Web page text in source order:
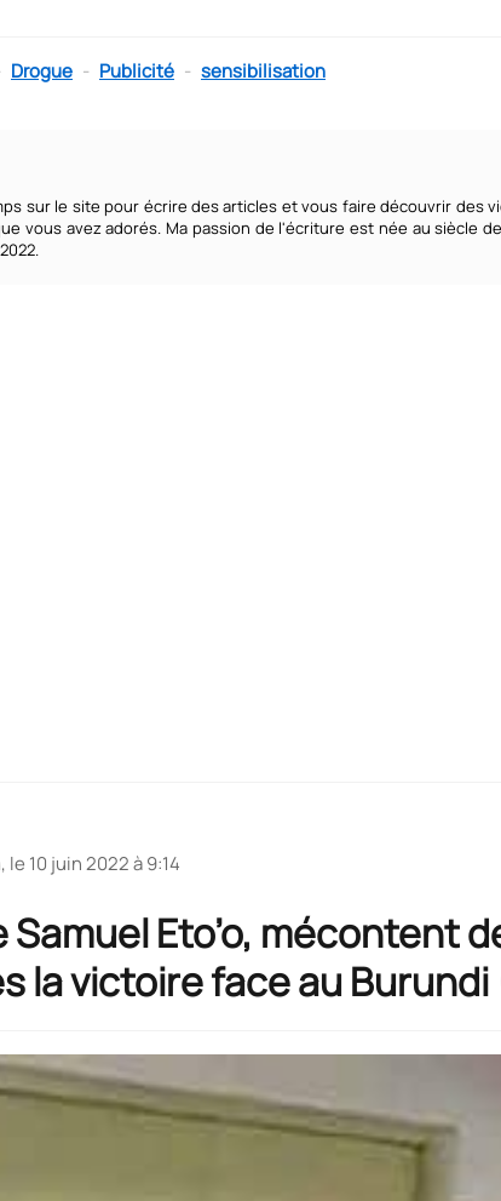
Drogue - Publicité - sensibilisation
sur le site pour écrire des articles et vous faire découvrir des
vous avez adorés. Ma passion de l'écriture est née au siècle
, le 10 juin 2022 à 9:14
Eto’o, mécontent
la victoire face au Burundi